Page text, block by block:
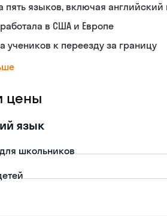
пять языков, включая
в США и Европе
учеников к переезду за границу
цены
язык
школьников